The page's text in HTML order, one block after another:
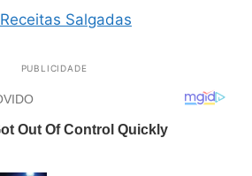
Receitas Salgadas
PUBLICIDADE